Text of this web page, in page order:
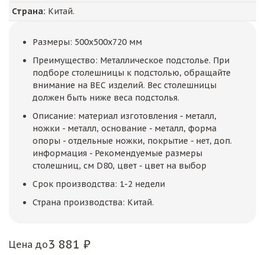
Страна: Китай.
Размеры: 500x500x720 мм
Преимущество: Металлическое подстолье. При
подборе столешницы к подстолью, обращайте
внимание на ВЕС изделий. Вес столешницы
должен быть ниже веса подстолья.
Описание: материал изготовления - металл,
ножки - металл, основание - металл, форма
опоры - отдельные ножки, покрытие - нет, доп.
информация - Рекомендуемые размеры
столешниц, см D80, цвет - цвет на выбор
Срок производства: 1-2 недели
Страна производства: Китай.
Цена до3 881 ₽